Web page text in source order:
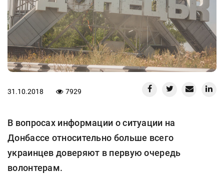
31.10.2018 7929
В вопросах информации о ситуации на
Донбассе относительно больше всего
украинцев доверяют в первую очередь
волонтерам.